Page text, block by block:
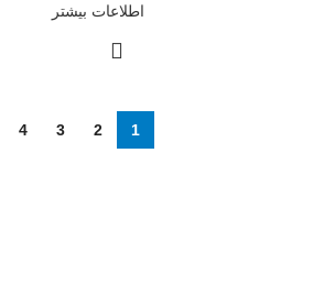
اطلاعات بیشتر
1
2
3
4